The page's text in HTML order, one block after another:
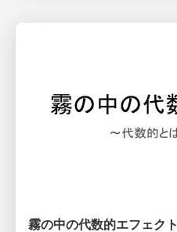
霧の中の代数的エフェクト